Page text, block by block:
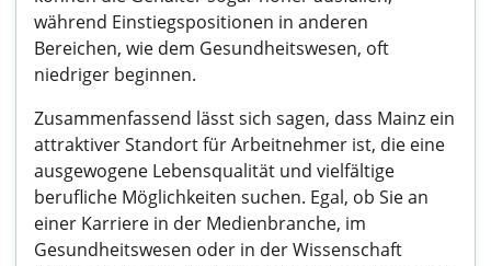
während Einstiegspositionen in anderen
Bereichen, wie dem Gesundheitswesen, oft
niedriger beginnen.
Zusammenfassend lässt sich sagen, dass Mainz ein
attraktiver Standort für Arbeitnehmer ist, die eine
ausgewogene Lebensqualität und vielfältige
berufliche Möglichkeiten suchen. Egal, ob Sie an
einer Karriere in der Medienbranche, im
Gesundheitswesen oder in der Wissenschaft